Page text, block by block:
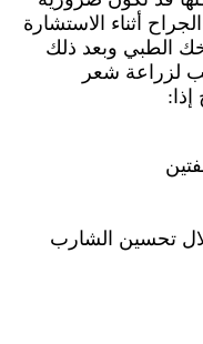
أثناء الاستشارة
الطبي وبعد ذلك
لزراعة شعر
تحسين الشارب